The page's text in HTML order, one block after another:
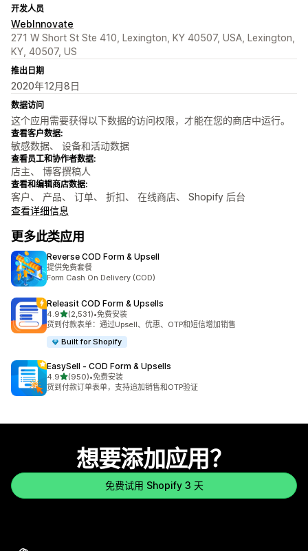
开发人员
WebInnovate
271 W Short St Ste 410, Lexington, KY 40507, USA, Lexington,
KY, 40507, US
推出日期
2020年12月8日
数据访问
这个应用需要获得以下数据的访问权限，才能在您的商店中运行。
查看客户数据:
敏感数据、 设备和活动数据
查看员工和协作者数据:
店主、 博客撰稿人
查看和编辑商店数据:
客户、 产品、 订单、 折扣、 在线商店、 Shopify 后台
查看详细信息
更多此类应用
Reverse COD Form & Upsell
提供免费套餐
Form Cash On Delivery (COD)
Releasit COD Form & Upsells
4.9星（满分 5 星）
(2,531)
总共 2531 条评论
•免费安装
货到付款表单：通过Upsell、优惠、OTP和短信增加销售
Built for Shopify
EasySell ‑ COD Form & Upsells
4.9星（满分 5 星）
(950)
总共 950 条评论
•免费安装
货到付款订单表单，支持追加销售和OTP验证
想要添加应用？
免费试用 Shopify 3 天